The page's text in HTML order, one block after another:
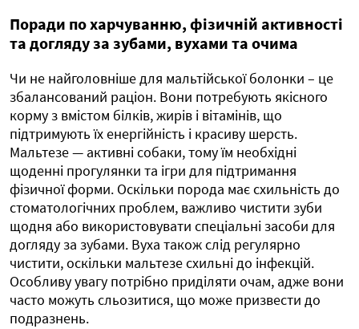
Поради по харчуванню, фізичній активності
та догляду за зубами, вухами та очима
Чи не найголовніше для мальтійської болонки – це
збалансований раціон. Вони потребують якісного
корму з вмістом білків, жирів і вітамінів, що
підтримують їх енергійність і красиву шерсть.
Мальтезе — активні собаки, тому їм необхідні
щоденні прогулянки та ігри для підтримання
фізичної форми. Оскільки порода має схильність до
стоматологічних проблем, важливо чистити зуби
щодня або використовувати спеціальні засоби для
догляду за зубами. Вуха також слід регулярно
чистити, оскільки мальтезе схильні до інфекцій.
Особливу увагу потрібно приділяти очам, адже вони
часто можуть сльозитися, що може призвести до
подразнень.